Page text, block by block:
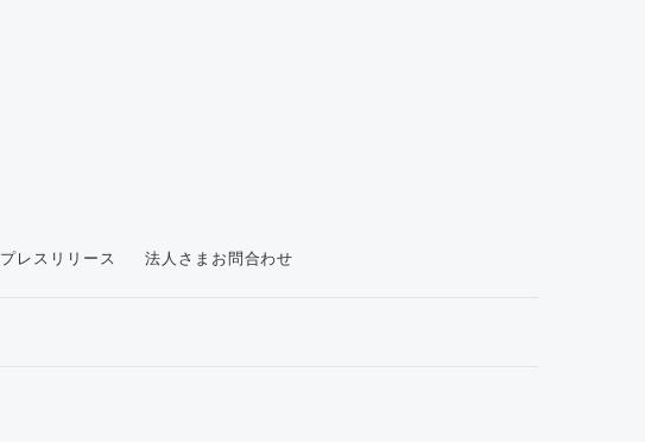
プレスリリース 法人さまお問合わせ